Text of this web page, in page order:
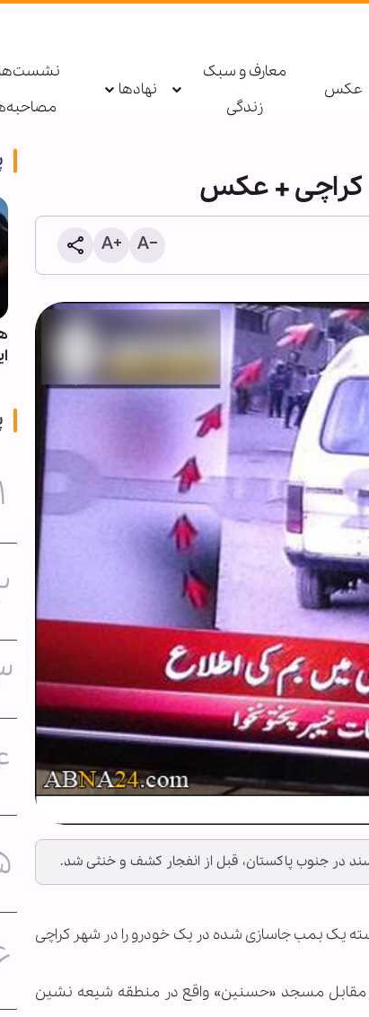
عکس
معارف و سبک
زندگی
نهادها
+ عکس
در جنوب پاکستان، قبل از انفجار کشف و خنثی شد.
یک بمب جاسازی شده در یک خودرو را در شهر کراچی
مقابل مسجد «حسنین» واقع در منطقه شیعه نشین
پیش‌بینی حضور ۷ تا ۱۰ میلیون زائر
دهه پایانی صفر در مشهد مقدس